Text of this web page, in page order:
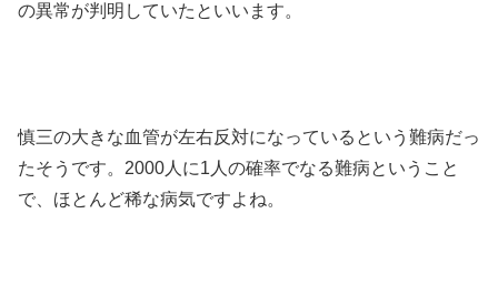
の異常が判明していたといいます。
慎三の大きな血管が左右反対になっているという難病だっ
たそうです。2000人に1人の確率でなる難病ということ
で、ほとんど稀な病気ですよね。